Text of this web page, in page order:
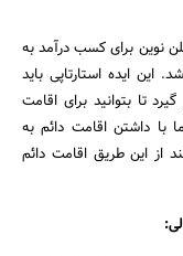
نوین برای کسب درآمد به
این ایده استارتاپی باید
تا بتوانید برای اقامت
با داشتن اقامت دائم به
5 خانواده میتوانند از این طریق اقامت دائم